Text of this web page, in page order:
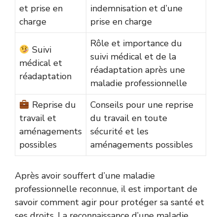
et prise en
charge
indemnisation et d’une
prise en charge
Suivi
médical et
réadaptation
Rôle et importance du
suivi médical et de la
réadaptation après une
maladie professionnelle
Reprise du
travail et
aménagements
possibles
Conseils pour une reprise
du travail en toute
sécurité et les
aménagements possibles
Après avoir souffert d’une maladie
professionnelle reconnue, il est important de
savoir comment agir pour protéger sa santé et